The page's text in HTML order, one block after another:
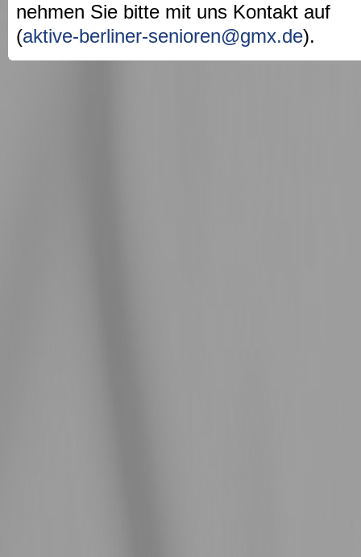
nehmen Sie bitte mit uns Kontakt auf
(aktive-berliner-senioren@gmx.de).